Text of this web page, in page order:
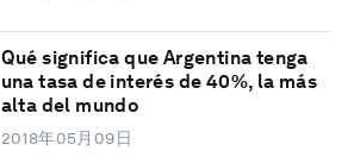
Qué significa que Argentina tenga
una tasa de interés de 40%, la más
alta del mundo
2018年05月09日